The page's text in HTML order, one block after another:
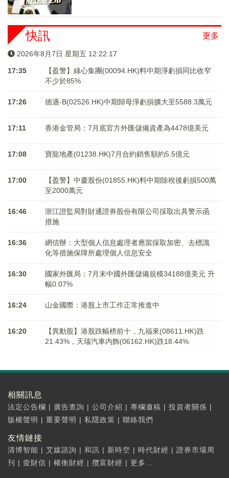
更多
快訊
2026年8月7日 星期五 12:22:17
17:35
【盈警】綠心集團(00094.HK)料中期淨虧損同比收窄
不少於85%
17:26 德適-B(02526.HK)中期歸母淨虧損擴大至5588.3萬元
17:11 香港金管局：7月底官方外匯儲備資產為4478億美元
17:08 寶龍地產(01238.HK)7月合約銷售額約5.5億元
17:00
【盈警】中慶股份(01855.HK)料中期除稅後虧損500萬
至2000萬元
16:46
浙江證監局對財通證券股份有限公司採取出具警示函
措施
16:36
網信辦：大型個人信息處理者應當採取加密、去標識
化等措施保障所處理個人信息安全
16:30
國家外匯局：7月末中國外匯儲備規模34188億美元 升
幅0.07%
16:24 山金國際：港股上市工作正常推進中
16:20
【異動股】港股跌幅榜前十，九福來(08611.HK)跌
21.43%，天瑞汽車内飾(06162.HK)跌18.44%
相關訊息
法定公告欄 | 廣告查詢 | 公司介紹 | 專欄邀稿 | 投資者關係 |
版權聲明 | 重要聲明 | 私隱政策 | 聯絡我們
友情鏈接
清博智能 | 艾媒諮詢 | 和訊 | 新時空 | 時代財經 | 證券市場周
刊
| 壹財信 | 權衡財經 | 攬富財經 | 更多...